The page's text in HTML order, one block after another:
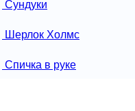
Сундуки
Шерлок Холмс
Спичка в руке